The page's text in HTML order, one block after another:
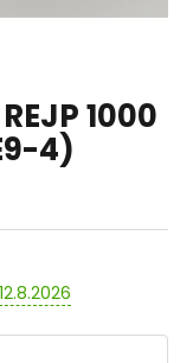
1000
4)
12.8.2026